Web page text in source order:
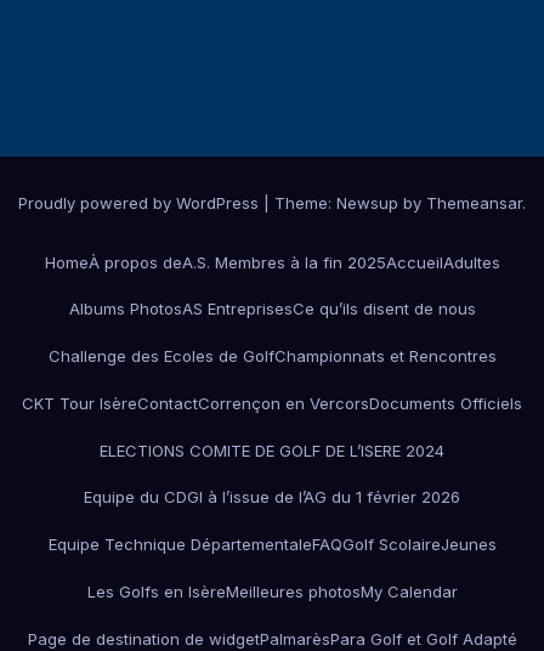
Proudly powered by WordPress Theme: Newsup by Themeansar.
HomeÀ propos deA.S. Membres à la fin 2025AccueilAdultes
Albums PhotosAS EntreprisesCe qu’ils disent de nous
Challenge des Ecoles de GolfChampionnats et Rencontres
CKT Tour IsèreContactCorrençon en VercorsDocuments Officiels
ELECTIONS COMITE DE GOLF DE L’ISERE 2024
Equipe du CDGI à l’issue de l’AG du 1 février 2026
Equipe Technique DépartementaleFAQGolf ScolaireJeunes
Les Golfs en IsèreMeilleures photosMy Calendar
Page de destination de widgetPalmarèsPara Golf et Golf Adapté